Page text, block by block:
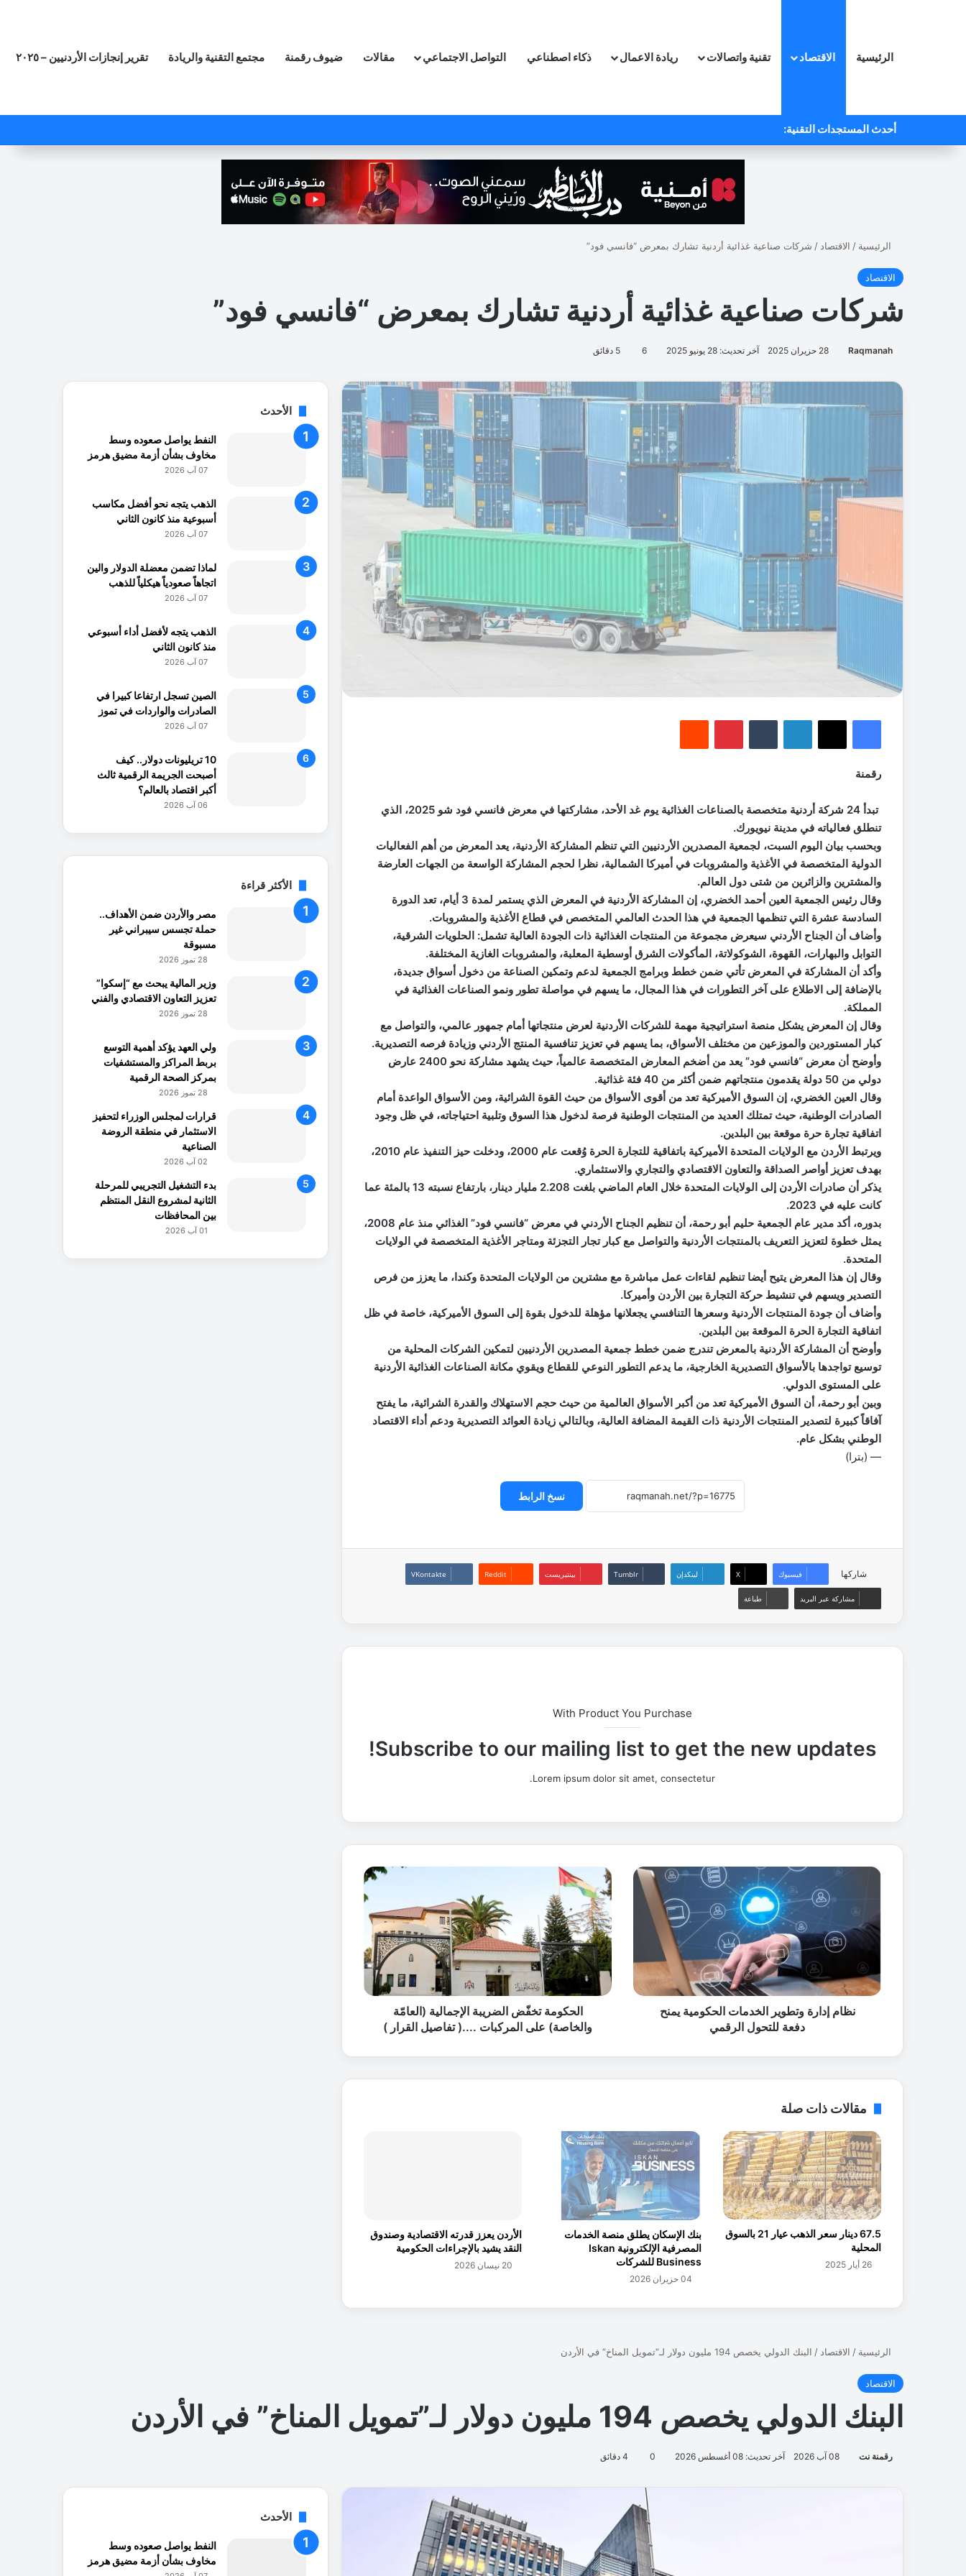
الرئيسية الاقتصاد تقنية واتصالات ريادة الاعمال ذكاء اصطناعي التواصل الاجتماعي مقالات ضيوف رقمنة مجتمع التقنية والريادة تقرير إنجازات الأردنيين – ٢٠٢٥
أحدث المستجدات التقنية:
الرئيسية / الاقتصاد / شركات صناعية غذائية أردنية تشارك بمعرض “فانسي فود”
الاقتصاد
شركات صناعية غذائية أردنية تشارك بمعرض “فانسي فود”
Raqmanah 28 حزيران 2025 آخر تحديث: 28 يونيو 2025 6
فيسبوك لينكدإن بينتيريست
رقمنة
تبدأ 24 شركة أردنية متخصصة بالصناعات الغذائية يوم غد الأحد، مشاركتها في معرض فانسي فود شو 2025، الذي
تنطلق فعالياته في مدينة نيويورك.
وبحسب بيان اليوم السبت، لجمعية المصدرين الأردنيين التي تنظم المشاركة الأردنية، يعد المعرض من أهم الفعاليات
الدولية المتخصصة في الأغذية والمشروبات في أميركا الشمالية، نظرا لحجم المشاركة الواسعة من الجهات العارضة
والمشترين والزائرين من شتى دول العالم.
وقال رئيس الجمعية العين أحمد الخضري، إن المشاركة الأردنية في المعرض الذي يستمر لمدة 3 أيام، تعد الدورة
السادسة عشرة التي تنظمها الجمعية في هذا الحدث العالمي المتخصص في قطاع الأغذية والمشروبات.
وأضاف أن الجناح الأردني سيعرض مجموعة من المنتجات الغذائية ذات الجودة العالية تشمل: الحلويات الشرقية،
التوابل والبهارات، القهوة، الشوكولاتة، المأكولات الشرق أوسطية المعلبة، والمشروبات الغازية المختلفة.
وأكد أن المشاركة في المعرض تأتي ضمن خطط وبرامج الجمعية لدعم وتمكين الصناعة من دخول أسواق جديدة،
بالإضافة إلى الاطلاع على آخر التطورات في هذا المجال، ما يسهم في مواصلة تطور ونمو الصناعات الغذائية في
المملكة.
وقال إن المعرض يشكل منصة استراتيجية مهمة للشركات الأردنية لعرض منتجاتها أمام جمهور عالمي، والتواصل مع
كبار المستوردين والموزعين من مختلف الأسواق، بما يسهم في تعزيز تنافسية المنتج الأردني وزيادة فرصه التصديرية.
وأوضح أن معرض “فانسي فود” يعد من أضخم المعارض المتخصصة عالمياً، حيث يشهد مشاركة نحو 2400 عارض
دولي من 50 دولة يقدمون منتجاتهم ضمن أكثر من 40 فئة غذائية.
وقال العين الخضري، إن السوق الأميركية تعد من أقوى الأسواق من حيث القوة الشرائية، ومن الأسواق الواعدة أمام
الصادرات الوطنية، حيث تمتلك العديد من المنتجات الوطنية فرصة لدخول هذا السوق وتلبية احتياجاته، في ظل وجود
اتفاقية تجارة حرة موقعة بين البلدين.
ويرتبط الأردن مع الولايات المتحدة الأميركية باتفاقية للتجارة الحرة وُقعت عام 2000، ودخلت حيز التنفيذ عام 2010،
بهدف تعزيز أواصر الصداقة والتعاون الاقتصادي والتجاري والاستثماري.
يذكر أن صادرات الأردن إلى الولايات المتحدة خلال العام الماضي بلغت 2.208 مليار دينار، بارتفاع نسبته 13 بالمئة عما
كانت عليه في 2023.
بدوره، أكد مدير عام الجمعية حليم أبو رحمة، أن تنظيم الجناح الأردني في معرض “فانسي فود” الغذائي منذ عام 2008،
يمثل خطوة لتعزيز التعريف بالمنتجات الأردنية والتواصل مع كبار تجار التجزئة ومتاجر الأغذية المتخصصة في الولايات
المتحدة.
وقال إن هذا المعرض يتيح أيضا تنظيم لقاءات عمل مباشرة مع مشترين من الولايات المتحدة وكندا، ما يعزز من فرص
التصدير ويسهم في تنشيط حركة التجارة بين الأردن وأميركا.
وأضاف أن جودة المنتجات الأردنية وسعرها التنافسي يجعلانها مؤهلة للدخول بقوة إلى السوق الأميركية، خاصة في ظل
اتفاقية التجارة الحرة الموقعة بين البلدين.
وأوضح أن المشاركة الأردنية بالمعرض تندرج ضمن خطط جمعية المصدرين الأردنيين لتمكين الشركات المحلية من
توسيع تواجدها بالأسواق التصديرية الخارجية، ما يدعم التطور النوعي للقطاع ويقوي مكانة الصناعات الغذائية الأردنية
على المستوى الدولي.
وبين أبو رحمة، أن السوق الأميركية تعد من أكبر الأسواق العالمية من حيث حجم الاستهلاك والقدرة الشرائية، ما يفتح
آفاقاً كبيرة لتصدير المنتجات الأردنية ذات القيمة المضافة العالية، وبالتالي زيادة العوائد التصديرية ودعم أداء الاقتصاد
الوطني بشكل عام.
— (بترا)
نسخ الرابط
شاركها فيسبوك ‫X لينكدإن بينتيريست
مشاركة عبر البريد طباعة
With Product You Purchase
Subscribe to our mailing list to get the new updates!
Lorem ipsum dolor sit amet, consectetur.
ن
إ
ر
ة
و
ل
خ
د
م
ت
ا
ح
ك
ة
ن
ح
د
ع
ة
ل
نظام إدارة وتطوير الخدمات الحكومية يمنح
دفعة للتحول الرقمي
ا
ل
ح
ك
و
م
ة
ت
خ
ل
ة
ا
ل
إ
ج
م
ا
ل
ي
ل
مّ
ص
ى
ا
ل
الحكومة تخفّض الضريبة الإجمالية (العامّة
والخاصة) على المركبات ....( تفاصيل القرار )
مقالات ذات صلة
67.5 دينار سعر الذهب عيار 21 بالسوق
المحلية
26 أيار 2025
بنك الإسكان يطلق منصة الخدمات
المصرفية الإلكترونية Iskan
Business للشركات
04 حزيران 2026
الأردن يعزز قدرته الاقتصادية وصندوق
النقد يشيد بالإجراءات الحكومية
20 نيسان 2026
الأحدث
النفط يواصل صعوده وسط
مخاوف بشأن أزمة مضيق هرمز
07 آب 2026
الذهب يتجه نحو أفضل مكاسب
أسبوعية منذ كانون الثاني
07 آب 2026
لماذا تضمن معضلة الدولار والين
اتجاهاً صعودياً هيكلياً للذهب
07 آب 2026
الذهب يتجه لأفضل أداء أسبوعي
منذ كانون الثاني
07 آب 2026
الصين تسجل ارتفاعا كبيرا في
الصادرات والواردات في تموز
07 آب 2026
10 تريليونات دولار.. كيف
أصبحت الجريمة الرقمية ثالث
أكبر اقتصاد بالعالم؟
06 آب 2026
الأكثر قراءة
مصر والأردن ضمن الأهداف..
حملة تجسس سيبراني غير
مسبوقة
28 تموز 2026
وزير المالية يبحث مع “إسكوا”
تعزيز التعاون الاقتصادي والفني
28 تموز 2026
ولي العهد يؤكد أهمية التوسع
بربط المراكز والمستشفيات
بمركز الصحة الرقمية
28 تموز 2026
قرارات لمجلس الوزراء لتحفيز
الاستثمار في منطقة الروضة
الصناعية
02 آب 2026
بدء التشغيل التجريبي للمرحلة
الثانية لمشروع النقل المنتظم
بين المحافظات
01 آب 2026